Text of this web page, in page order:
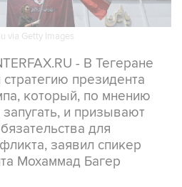
via Getty Images
- В Тегеране
президента
который, по мнению
и призывают
для
заявил спикер
Мохаммад Багер